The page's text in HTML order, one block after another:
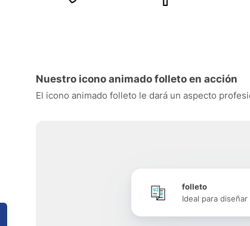
Nuestro icono animado folleto en acción
El icono animado folleto le dará un aspecto
folleto
Ideal para